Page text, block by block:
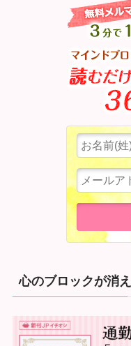
心のブロックが消